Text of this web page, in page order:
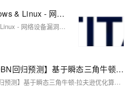
Nipper 3.9.0 for Windows & Linux - 网络设备漏洞评估
Nipper 3.9.0 for Windows & Linux - 网络设备漏洞评估
【基于TTNRBO优化DBN回归预测】基于瞬态三角牛顿-拉夫逊优化算法（TTNRBO）优化深度信念网络（DBN）数据回归预测研究（Matlab代码实现）
【基于TTNRBO优化DBN回归预测】基于瞬态三角牛顿-拉夫逊优化算法（TTNRBO）优化深度信念网络（DBN）数据回归预测研究（Matlab代码实现）